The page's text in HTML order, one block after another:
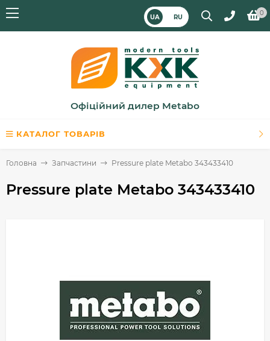
UA RU
0
Офіційний дилер Metabo
КАТАЛОГ ТОВАРІВ
Головна Запчастини Pressure plate Metabo 343433410
Pressure plate Metabo 343433410